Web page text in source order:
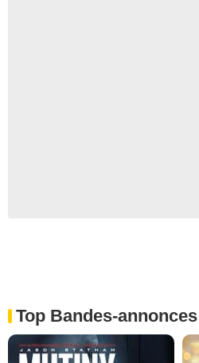
Top Bandes-annonces